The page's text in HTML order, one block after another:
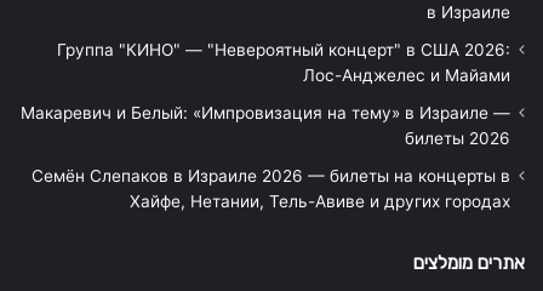
в Израиле
Группа "КИНО" — "Невероятный концерт" в США 2026:
Лос-Анджелес и Майами
Макаревич и Белый: «Импровизация на тему» в Израиле —
билеты 2026
Семён Слепаков в Израиле 2026 — билеты на концерты в
Хайфе, Нетании, Тель-Авиве и других городах
אתרים מומלצים